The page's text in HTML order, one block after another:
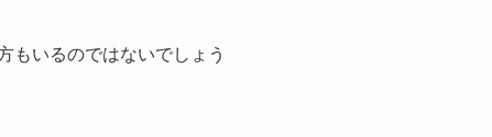
もいるのではないでしょう